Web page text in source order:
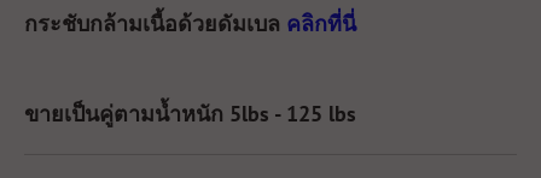
กระชับกล้ามเนื้อด้วยดัมเบล คลิกที่นี่
ขายเป็นคู่ตามน้ำหนัก 5lbs - 125 lbs